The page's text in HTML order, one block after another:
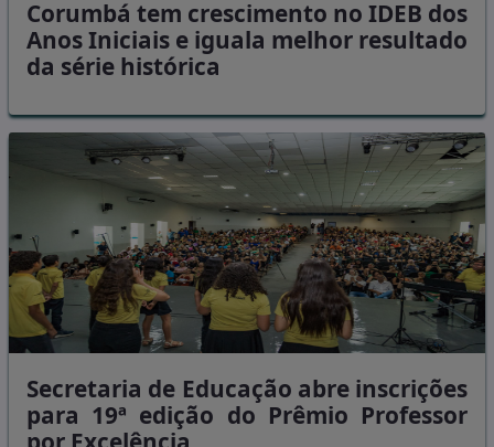
Corumbá tem crescimento no IDEB dos
Anos Iniciais e iguala melhor resultado
da série histórica
Secretaria de Educação abre inscrições
para 19ª edição do Prêmio Professor